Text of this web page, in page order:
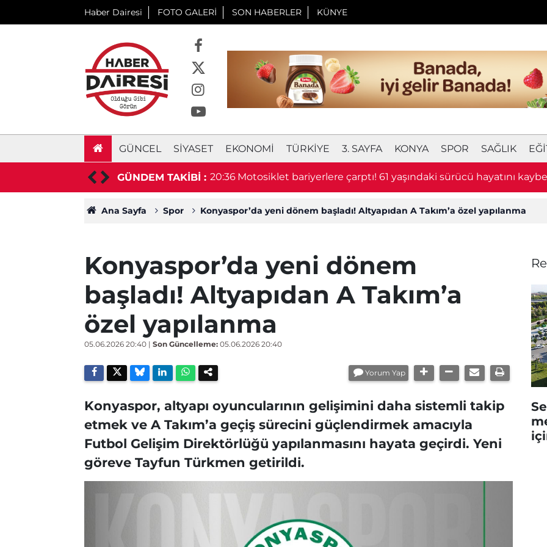
Haber Dairesi FOTO GALERİ SON HABERLER KÜNYE
GÜNCEL SIYASET EKONOMI TÜRKIYE 3. SAYFA KONYA SPOR SAĞLIK
GÜNDEM TAKİBİ :
sürücü hayatını kaybetti 19:314 gündür aranan Mehmet Ali Yiğit'ten acı haber! Cesedi serada
Ana Sayfa Spor Konyaspor’da yeni dönem başladı! Altyapıdan A Takım’a özel yapılanma
Konyaspor’da yeni dönem
başladı! Altyapıdan A Takım’a
özel yapılanma
05.06.2026 20:40 | Son Güncelleme: 05.06.2026 20:40
Yorum Yap
Konyaspor, altyapı oyuncularının gelişimini daha sistemli takip
etmek ve A Takım’a geçiş sürecini güçlendirmek amacıyla
Futbol Gelişim Direktörlüğü yapılanmasını hayata geçirdi. Yeni
göreve Tayfun Türkmen getirildi.